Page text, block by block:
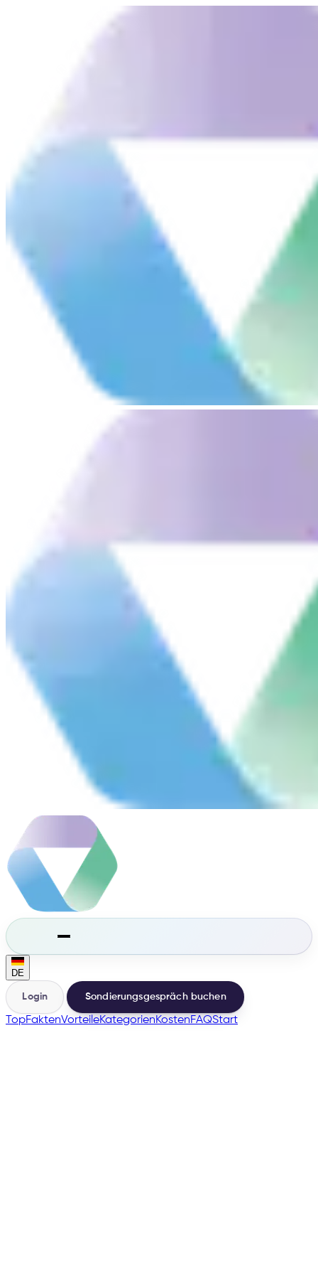
DE
Login Sondierungsgespräch buchen
TopFaktenVorteileKategorienKostenFAQStart